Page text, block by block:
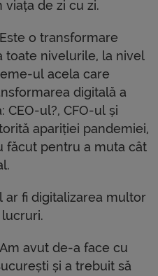
de zi cu zi.
o transformare
toate nivelurile, la nivel
ul acela care
digitală a
ul?, CFO-ul și
apariției pandemiei,
făcut pentru a muta cât
ar fi digitalizarea multor
avut de-a face cu
și a trebuit să